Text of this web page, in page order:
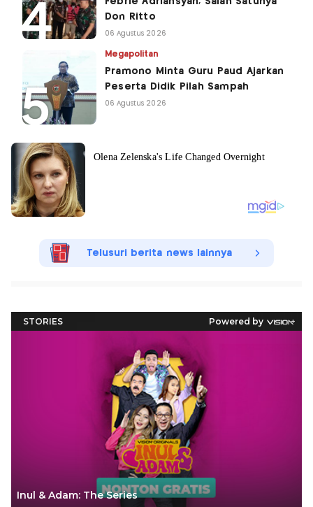
Don Ritto
06 Agustus 2026
Megapolitan
Pramono Minta Guru Paud Ajarkan
Peserta Didik Pilah Sampah
06 Agustus 2026
Telusuri berita news lainnya